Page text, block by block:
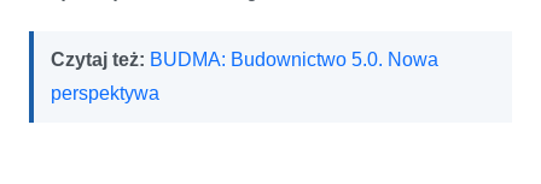
Czytaj też: BUDMA: Budownictwo 5.0. Nowa
perspektywa